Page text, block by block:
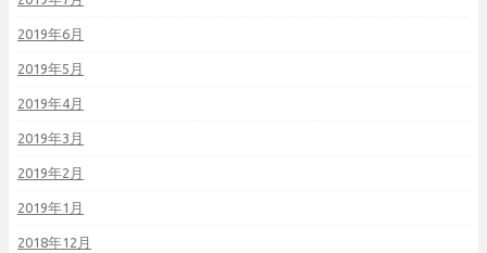
2019年6月
2019年5月
2019年4月
2019年3月
2019年2月
2019年1月
2018年12月